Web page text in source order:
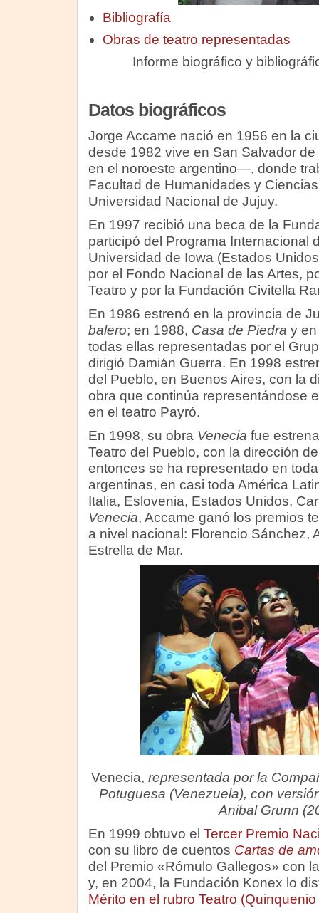
Bibliografía
Obras de teatro representadas
Informe biográfico y
Datos biográficos
Jorge Accame nació en 1956 en la
desde 1982 vive en San Salvador
en el noroeste argentino—, donde
Facultad de Humanidades y
Universidad Nacional de Jujuy.
En 1997 recibió una beca de la
participó del Programa Internacional
Universidad de Iowa (Estados
por el Fondo Nacional de las Artes,
Teatro y por la Fundación Civitella
En 1986 estrenó en la provincia de
balero; en 1988, Casa de Piedra y
todas ellas representadas por el
dirigió Damián Guerra. En 1998
del Pueblo, en Buenos Aires, con la
obra que continúa representándose
en el teatro Payró.
En 1998, su obra Venecia fue
Teatro del Pueblo, con la dirección
entonces se ha representado en
argentinas, en casi toda América
Italia, Eslovenia, Estados Unidos,
Venecia, Accame ganó los premios
a nivel nacional: Florencio Sánchez,
Estrella de Mar.
Venecia, representada por la
Potuguesa (Venezuela), con
Anibal Grunn
En 1999 obtuvo el Tercer Premio
con su libro de cuentos Cartas de
del Premio «Rómulo Gallegos» con
y, en 2004, la Fundación Konex lo
Mérito en el rubro Teatro